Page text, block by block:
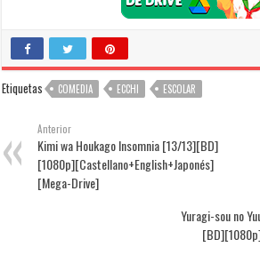
Etiquetas COMEDIA ECCHI ESCOLAR
Anterior
Kimi wa Houkago Insomnia [13/13][BD]
[1080p][Castellano+English+Japonés]
[Mega-Drive]
Yuragi-sou no